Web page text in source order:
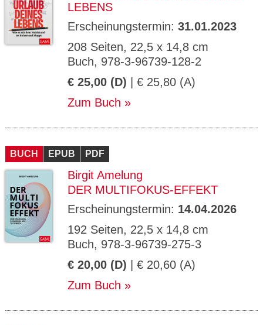
LEBENS
Erscheinungstermin: 31.01.2023
208 Seiten, 22,5 x 14,8 cm
Buch, 978-3-96739-128-2
€ 25,00 (D) | € 25,80 (A)
Zum Buch
BUCH EPUB PDF
Birgit Amelung
DER MULTIFOKUS-EFFEKT
Erscheinungstermin: 14.04.2026
192 Seiten, 22,5 x 14,8 cm
Buch, 978-3-96739-275-3
€ 20,00 (D) | € 20,60 (A)
Zum Buch